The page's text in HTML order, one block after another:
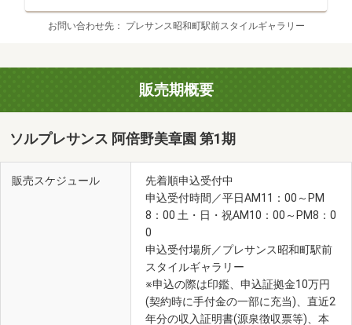
お問い合わせ先 プレサンス昭和町駅前スタイルギャラリー
販売期概要
ソルプレサンス 阿倍野美章園 第1期
販売スケジュール
先着順申込受付中
申込受付時間／平日AM11：00～PM
8：00 土・日・祝AM10：00～PM8：0
0
申込受付場所／プレサンス昭和町駅前
スタイルギャラリー
※申込の際は印鑑、申込証拠金10万円
(契約時に手付金の一部に充当)、直近2
年分の収入証明書(源泉徴収票等)、本